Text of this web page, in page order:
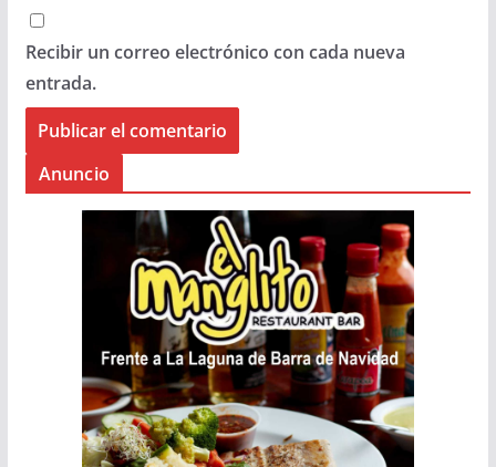
Recibir un correo electrónico con cada nueva
entrada.
Anuncio